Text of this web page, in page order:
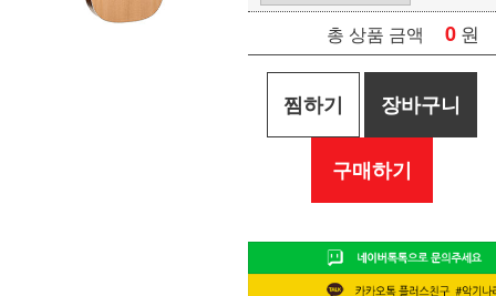
총 상품 금액 0 원
찜하기 장바구니
구매하기